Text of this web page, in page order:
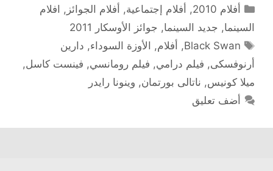
التصنيفات
أفلام 2010 , أفلام إجتماعية, أفلام الجوائز , افلام
السينما, جديد السينما, جوائز الأوسكار 2011
الوسوم
Black Swan
, أفلام, الأوزة السوداء, دارين
أرنوفسكى, فيلم درامي, فيلم رومانسي, فينست كاسل,
ميلا كونيس, ناتالى بورتمان, وينونا رايدر
أضف تعليق